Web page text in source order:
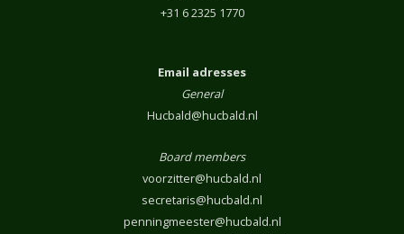
+31 6 2325 1770
Email adresses
General
Hucbald@hucbald.nl
Board members
voorzitter@hucbald.nl
secretaris@hucbald.nl
penningmeester@hucbald.nl